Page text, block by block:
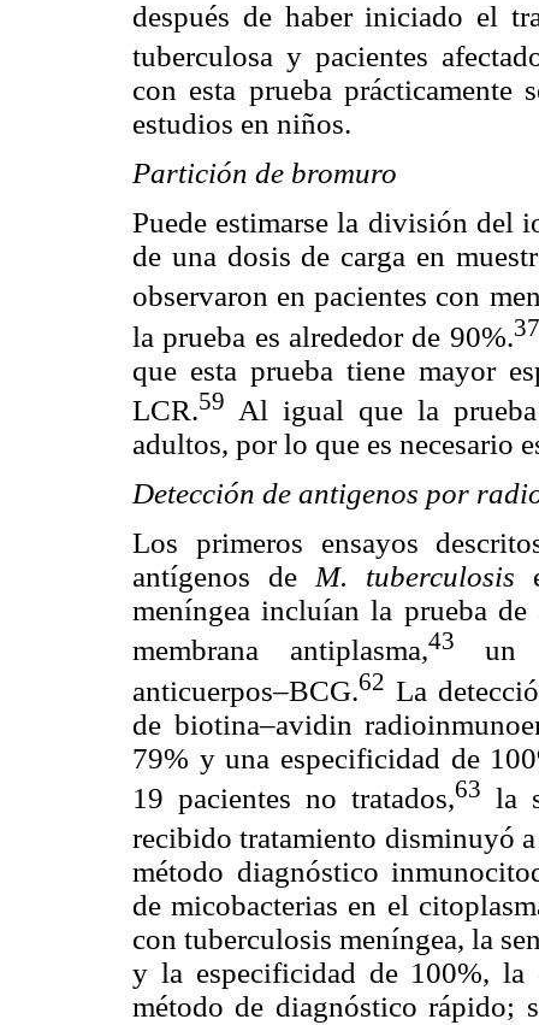
después de haber iniciado el
tuberculosa y pacientes
con esta prueba
estudios en niños.
Partición de bromuro
Puede estimarse la división del
de una dosis de carga en
observaron en pacientes con
la prueba es alrededor de 90%.
que esta prueba tiene mayor
LCR.59
Al igual que la
adultos, por lo que es necesario
Detección de antigenos por
Los primeros ensayos
antígenos de M. tuberculosis
meníngea incluían la prueba
membrana antiplasma,43
un
anticuerpos–BCG.62 La
de biotina–avidin
79% y una especificidad de
19 pacientes no tratados,63 la
recibido tratamiento disminuyó
método diagnóstico
de micobacterias en el
con tuberculosis meníngea, la
y la especificidad de 100%, la
método de diagnóstico rápido;